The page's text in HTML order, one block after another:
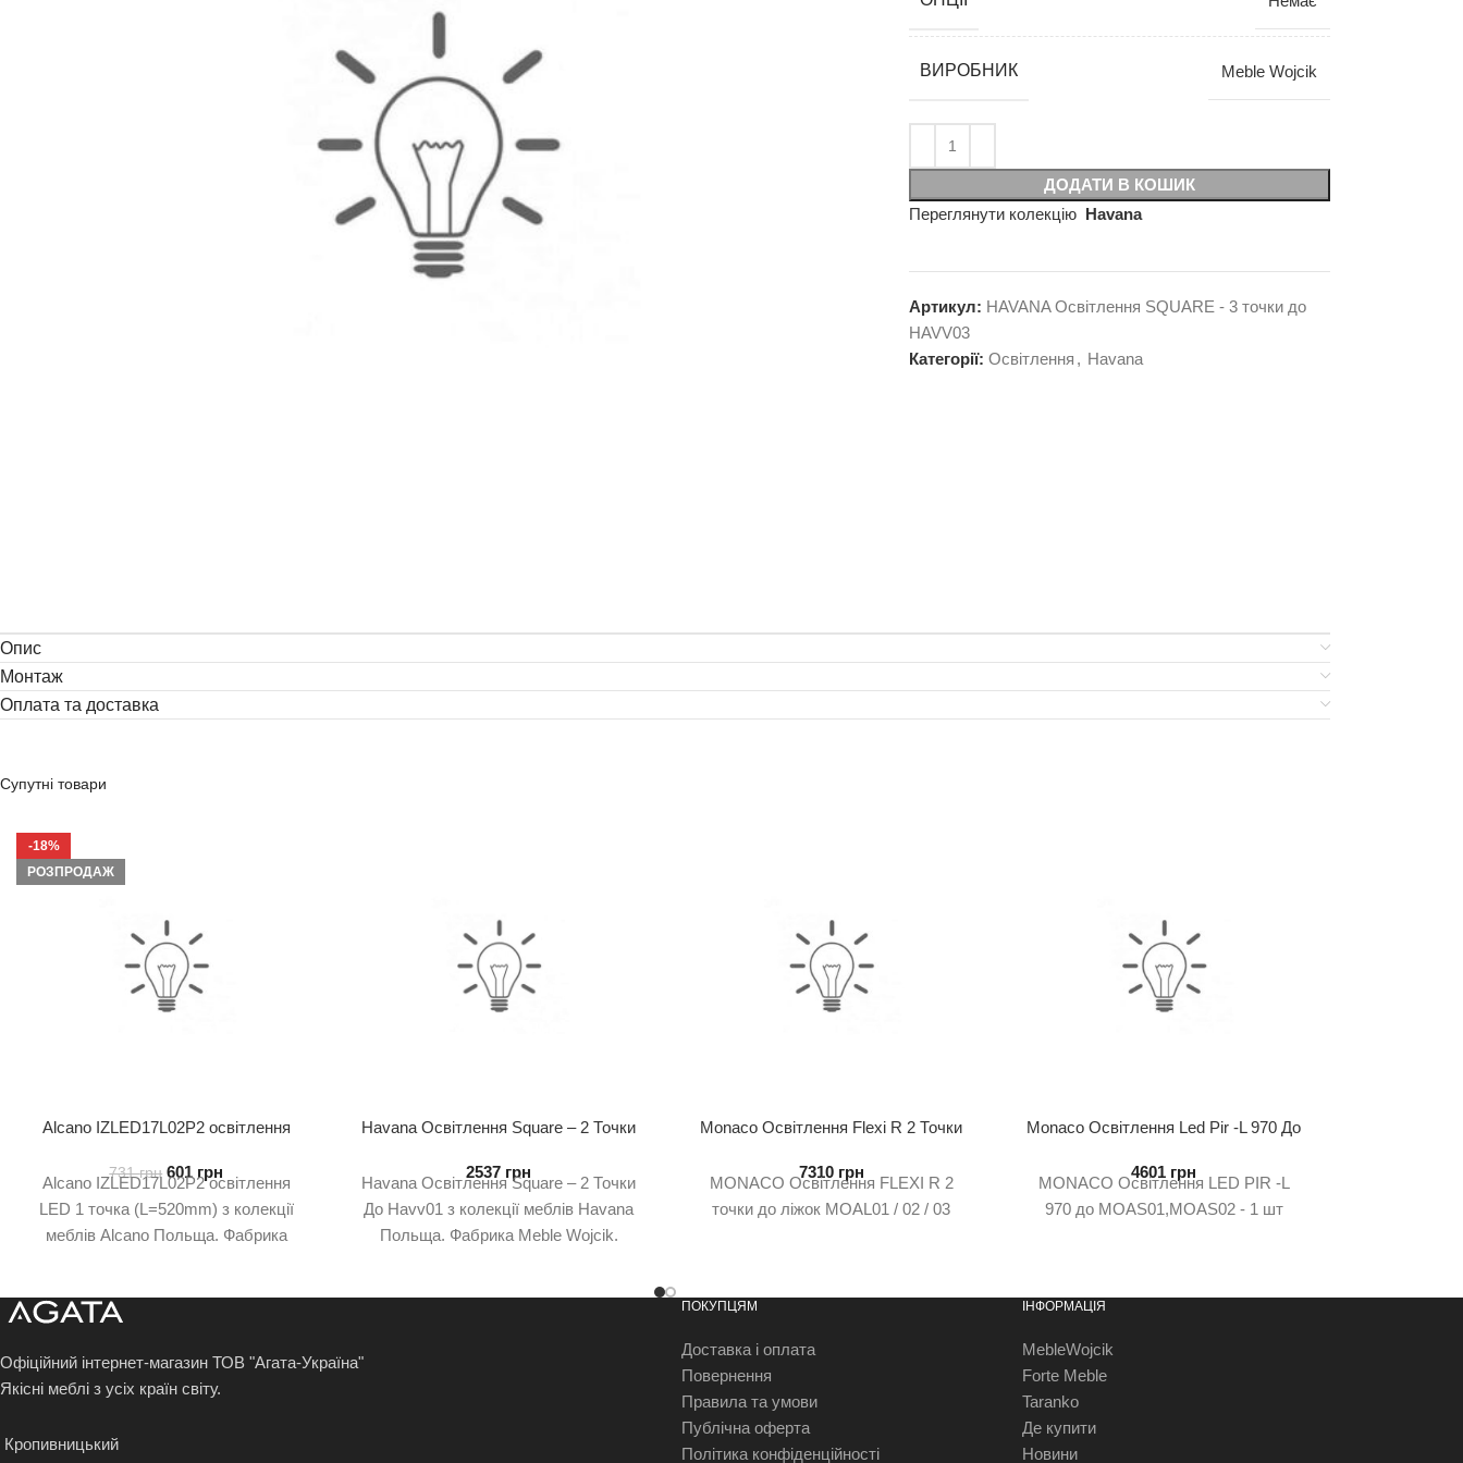
ВИРОБНИК Meble Wojcik
ДОДАТИ В КОШИК
Переглянути колекцію Havana
Артикул: HAVANA Освітлення SQUARE - 3 точки до
HAVV03
Категорії: Освітлення , Havana
Опис
Монтаж
Оплата та доставка
Супутні товари
-18%
РОЗПРОДАЖ
Alcano IZLED17L02P2 освітлення
731грн 601 грн
Alcano IZLED17L02P2 освітлення
LED 1 точка (L=520mm) з колекції
меблів Alcano Польща. Фабрика
Havana Освітлення Square – 2 Точки
2537 грн
Havana Освітлення Square – 2 Точки
До Havv01 з колекції меблів Havana
Польща. Фабрика Meble Wojcik.
Monaco Освітлення Flexi R 2 Точки
7310 грн
MONACO Освітлення FLEXI R 2
точки до ліжок MOAL01 / 02 / 03
Monaco Освітлення Led Pir -L 970 До
4601 грн
MONACO Освітлення LED PIR -L
970 до MOAS01,MOAS02 - 1 шт
Офіційний інтернет-магазин ТОВ "Агата-Україна"
Якісні меблі з усіх країн світу.
Кропивницький
ПОКУПЦЯМ
Доставка і оплата
Повернення
Правила та умови
Публічна оферта
Політика конфіденційності
ІНФОРМАЦІЯ
MebleWojcik
Forte Meble
Taranko
Де купити
Новини